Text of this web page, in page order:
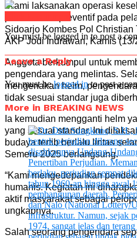
“Kami laksanakan operasi
preemtif dan preventif pada
Sidoarjo Kombes Pol
AKP Jodi Indrawan, Kamis (13/
Anggota berkumpul untuk
pengendara yang melintas.
mengenakan helm,
tidak sesuai standar juga
Ia kemudian mengganti helm
yang sesuai standar. Ini
budaya tertib berlalu lintas
Semeru 2025 berlangsung.
“Kami mengedepankan
humanis. Kegiatan ini
aktif masyarakat sebagai
ungkapnya.
Salah seorang pengendara
You must be logged in to post a
Leave a Reply
You must belogged into post a
More in BREAKING NEWS